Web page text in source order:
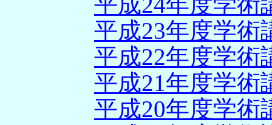
平成23年度学
平成22年度学
平成21年度学
平成20年度学